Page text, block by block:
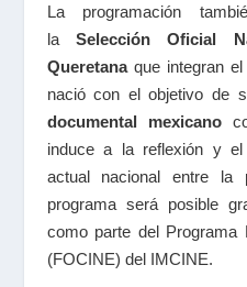
La programación
la Selección Oficial
Queretana que integran el
nació con el objetivo de
documental mexicano
induce a la reflexión y
actual nacional entre la
programa será posible
como parte del Programa
(FOCINE) del IMCINE.